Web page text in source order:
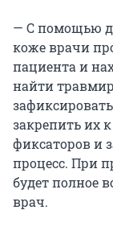
— С помощью
коже врачи
пациента и
найти
закрепить их
фиксаторов и
процесс. При
будет полное
врач.